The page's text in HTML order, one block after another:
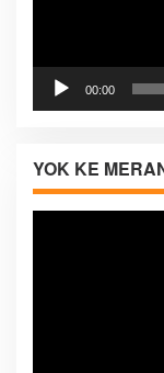
00:00
YOK KE
Pemutar